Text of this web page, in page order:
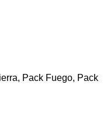
Pack Fuego, Pack